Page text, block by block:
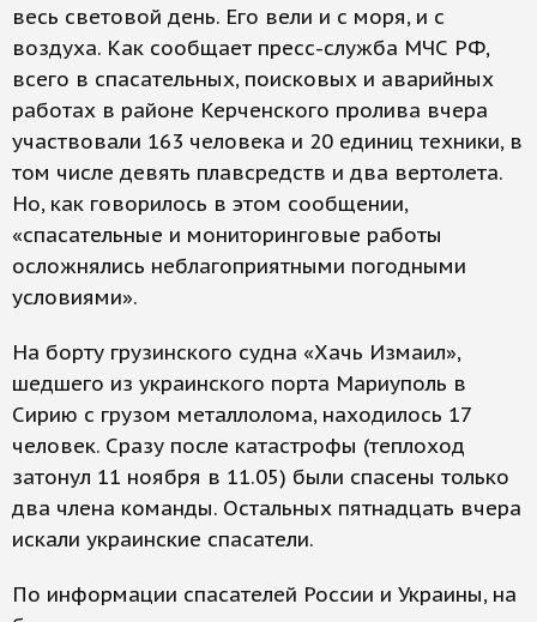
весь световой день. Его вели и с моря, и с
воздуха. Как сообщает пресс-служба МЧС РФ,
всего в спасательных, поисковых и аварийных
работах в районе Керченского пролива вчера
участвовали 163 человека и 20 единиц техники, в
том числе девять плавсредств и два вертолета.
Но, как говорилось в этом сообщении,
«спасательные и мониторинговые работы
осложнялись неблагоприятными погодными
условиями».
На борту грузинского судна «Хачь Измаил»,
шедшего из украинского порта Мариуполь в
Сирию с грузом металлолома, находилось 17
человек. Сразу после катастрофы (теплоход
затонул 11 ноября в 11.05) были спасены только
два члена команды. Остальных пятнадцать вчера
искали украинские спасатели.
По информации спасателей России и Украины, на